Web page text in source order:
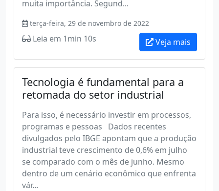
muita importância. Segund...
terça-feira, 29 de novembro de 2022
Leia em 1min 10s Veja mais
Tecnologia é fundamental para a
retomada do setor industrial
Para isso, é necessário investir em processos,
programas e pessoas Dados recentes
divulgados pelo IBGE apontam que a produção
industrial teve crescimento de 0,6% em julho
se comparado com o mês de junho. Mesmo
dentro de um cenário econômico que enfrenta
vár...